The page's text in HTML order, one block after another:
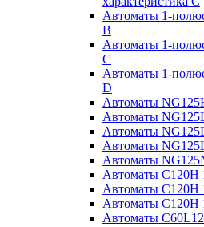
Автоматы 1-
B
Автоматы 1-
C
Автоматы 1-
D
Автоматы
Автоматы
Автоматы
Автоматы
Автоматы
Автоматы С120H
Автоматы С120H
Автоматы С120H
Автоматы